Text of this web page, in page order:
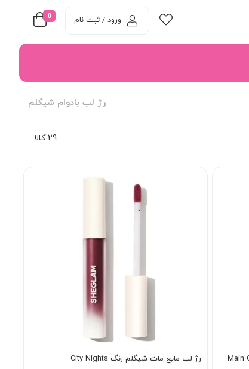
0 ورود / ثبت نام
رژ لب بادوام شیگلم
29 کالا
رژ لب مایع مات شیگلم رنگ City Nights